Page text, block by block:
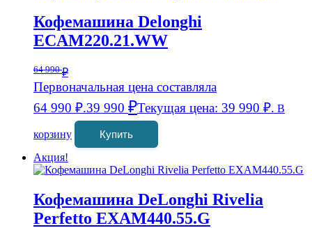
Кофемашина Delonghi
ECAM220.21.WW
64 990₽
Первоначальная цена составляла
64 990 ₽.39 990 ₽Текущая цена: 39 990 ₽. В
корзину
Купить
Акция!
Кофемашина DeLonghi Rivelia
Perfetto EXAM440.55.G